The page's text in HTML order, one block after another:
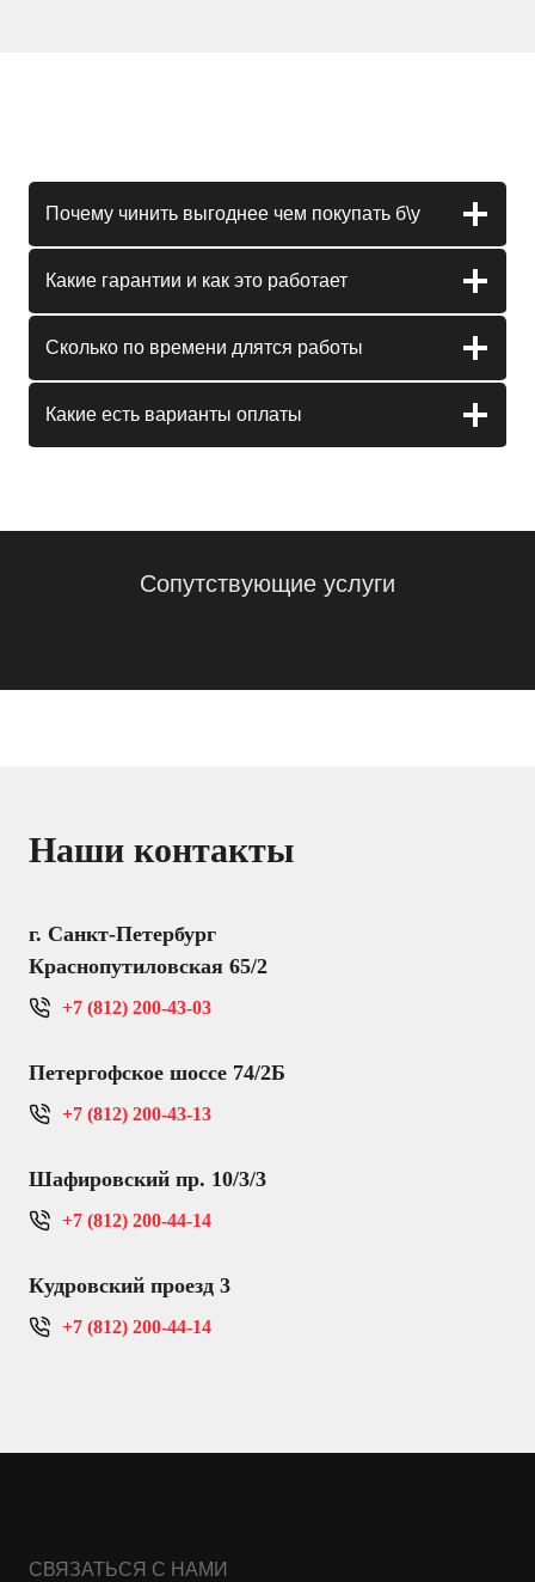
Почему чинить выгоднее чем покупать б\у
Какие гарантии и как это работает
Сколько по времени длятся работы
Какие есть варианты оплаты
Сопутствующие услуги
Наши контакты
г. Санкт-Петербург
Краснопутиловская 65/2
+7 (812) 200-43-03
Петергофское шоссе 74/2Б
+7 (812) 200-43-13
Шафировский пр. 10/3/3
+7 (812) 200-44-14
Кудровский проезд 3
+7 (812) 200-44-14
СВЯЗАТЬСЯ С НАМИ